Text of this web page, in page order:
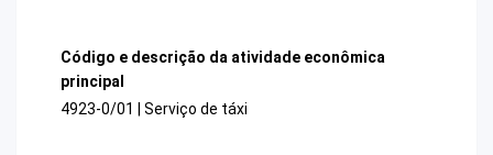
Código e descrição da atividade econômica
principal
4923-0/01 | Serviço de táxi